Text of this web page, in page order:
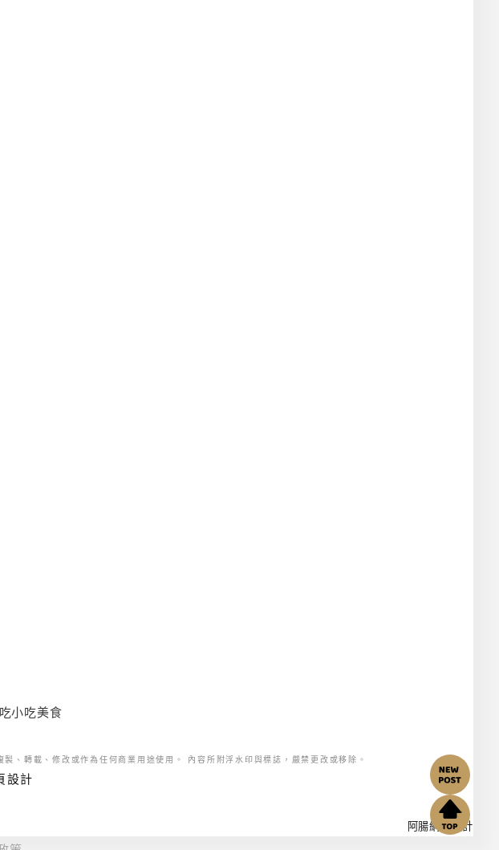
、轉載、修改或作為任何商業用途使用。 內容所附浮水印與標誌，嚴禁更改或移除。
設計
阿腸網頁設計